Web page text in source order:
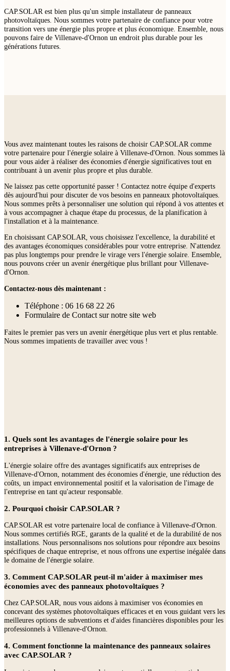
CAP.SOLAR est bien plus qu'un simple installateur de panneaux
photovoltaïques. Nous sommes votre partenaire de confiance pour votre
transition vers une énergie plus propre et plus économique. Ensemble, nous
pouvons faire de Villenave-d'Ornon un endroit plus durable pour les
générations futures.
Vous avez maintenant toutes les raisons de choisir CAP.SOLAR comme
votre partenaire pour l'énergie solaire à Villenave-d'Ornon. Nous sommes là
pour vous aider à réaliser des économies d'énergie significatives tout en
contribuant à un avenir plus propre et plus durable.
Ne laissez pas cette opportunité passer ! Contactez notre équipe d'experts
dès aujourd'hui pour discuter de vos besoins en panneaux photovoltaïques.
Nous sommes prêts à personnaliser une solution qui répond à vos attentes et
à vous accompagner à chaque étape du processus, de la planification à
l'installation et à la maintenance.
En choisissant CAP.SOLAR, vous choisissez l'excellence, la durabilité et
des avantages économiques considérables pour votre entreprise. N'attendez
pas plus longtemps pour prendre le virage vers l'énergie solaire. Ensemble,
nous pouvons créer un avenir énergétique plus brillant pour Villenave-
d'Ornon.
Contactez-nous dès maintenant :
Téléphone : 06 16 68 22 26
Formulaire de Contact sur notre site web
Faites le premier pas vers un avenir énergétique plus vert et plus rentable.
Nous sommes impatients de travailler avec vous !
1. Quels sont les avantages de l'énergie solaire pour les
entreprises à Villenave-d'Ornon ?
L'énergie solaire offre des avantages significatifs aux entreprises de
Villenave-d'Ornon, notamment des économies d'énergie, une réduction des
coûts, un impact environnemental positif et la valorisation de l'image de
l'entreprise en tant qu'acteur responsable.
2. Pourquoi choisir CAP.SOLAR ?
CAP.SOLAR est votre partenaire local de confiance à Villenave-d'Ornon.
Nous sommes certifiés RGE, garants de la qualité et de la durabilité de nos
installations. Nous personnalisons nos solutions pour répondre aux besoins
spécifiques de chaque entreprise, et nous offrons une expertise inégalée dans
le domaine de l'énergie solaire.
3. Comment CAP.SOLAR peut-il m'aider à maximiser mes
économies avec des panneaux photovoltaïques ?
Chez CAP.SOLAR, nous vous aidons à maximiser vos économies en
concevant des systèmes photovoltaïques efficaces et en vous guidant vers les
meilleures options de subventions et d'aides financières disponibles pour les
professionnels à Villenave-d'Ornon.
4. Comment fonctionne la maintenance des panneaux solaires
avec CAP.SOLAR ?